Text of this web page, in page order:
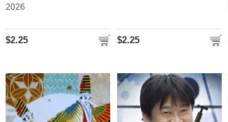
2026
$2.25 $2.25